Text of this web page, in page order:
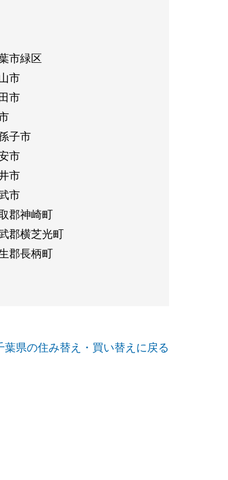
市緑区
市
市
子市
市
市
市
郡神崎町
郡横芝光町
郡長柄町
葉県の住み替え・買い替えに戻る